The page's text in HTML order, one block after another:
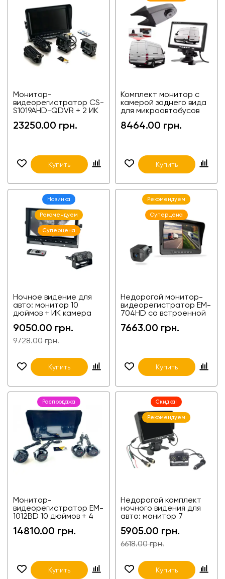
Монитор-
видеорегистратор CS-
S1019AHD-QDVR + 2 ИК
обзора для тракторов,
23250.00 грн.
Купить
Комплект монитор с
камерой заднего вида
для микроавтобусов
Volkswagen Crafter,
8464.00 грн.
Купить
Новинка
Рекомендуем
Суперцена
Ночное видение для
авто: монитор 10
дюймов + ИК камера
агротехники,
спецтехники
9050.00 грн.
9728.00 грн.
Купить
Рекомендуем
Суперцена
Недорогой монитор-
видеорегистратор EM-
704HD со встроенной
+ камера заднего вида
7663.00 грн.
Купить
Распродажа
Монитор-
видеорегистратор EM-
1012BD 10 дюймов + 4
обнаружения слепых
14810.00 грн.
Купить
Скидка!
Рекомендуем
Недорогой комплект
ночного видения для
авто: монитор 7
для авто, грузовиков,
агротехники,
спецтехники
5905.00 грн.
6618.00 грн.
Купить